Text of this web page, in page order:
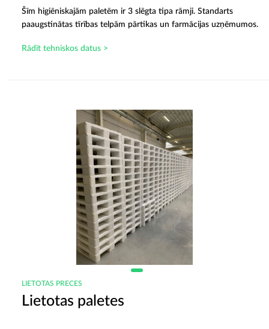
Šīm higiēniskajām paletēm ir 3 slēgta tipa rāmji. Standarts
paaugstinātas tīrības telpām pārtikas un farmācijas uzņēmumos.
Rādīt tehniskos datus >
LIETOTAS PRECES
Lietotas paletes